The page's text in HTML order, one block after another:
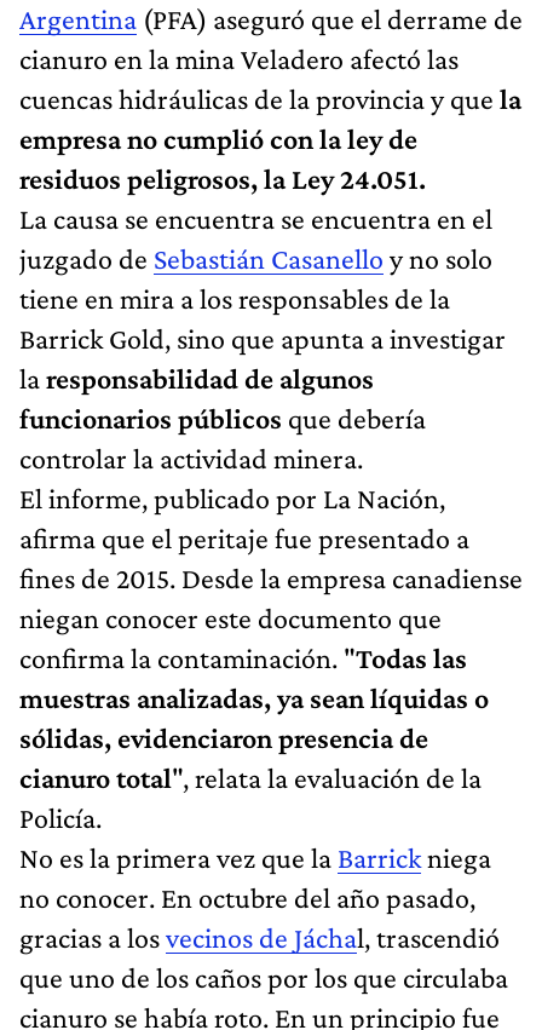
Argentina (PFA) aseguró que el derrame de
cianuro en la mina Veladero afectó las
cuencas hidráulicas de la provincia y que la
empresa no cumplió con la ley de
residuos peligrosos, la Ley 24.051.
La causa se encuentra se encuentra en el
juzgado de Sebastián Casanello y no solo
tiene en mira a los responsables de la
Barrick Gold, sino que apunta a investigar
laresponsabilidad de algunos
funcionarios públicos que debería
controlar la actividad minera.
El informe, publicado por La Nación,
afirma que el peritaje fue presentado a
fines de 2015. Desde la empresa canadiense
niegan conocer este documento que
confirma la contaminación. "Todas las
muestras analizadas, ya sean líquidas o
sólidas, evidenciaron presencia de
cianuro total", relata la evaluación de la
Policía.
No es la primera vez que la Barrickniega
no conocer. En octubre del año pasado,
gracias a losvecinos de Jáchal, trascendió
que uno de los caños por los que circulaba
cianuro se había roto. En un principio fue